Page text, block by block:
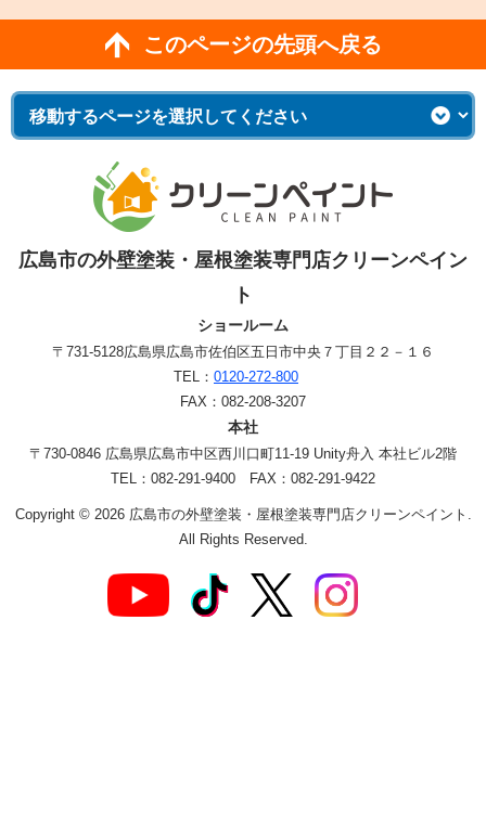
このページの先頭へ戻る
広島市の外壁塗装・屋根塗装専門店クリーンペイン
ト
ショールーム
〒731-5128広島県広島市佐伯区五日市中央７丁目２２－１６
TEL： 0120-272-800
FAX：082-208-3207
本社
〒730-0846 広島県広島市中区西川口町11-19 Unity舟入 本社ビル2階
TEL：082-291-9400 FAX：082-291-9422
Copyright © 2026 広島市の外壁塗装・屋根塗装専門店クリーンペイント.
All Rights Reserved.